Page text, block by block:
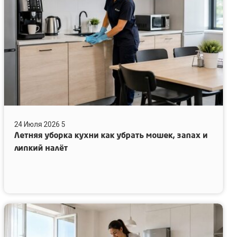
убрать
мошек,
липкий
24 Июля 2026 5
Летняя уборка кухни как убрать мошек, запах и
липкий налёт
Почему